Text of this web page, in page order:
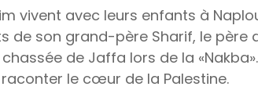
vivent avec leurs enfants à
de son grand-père Sharif, le père
de Jaffa lors de la
le cœur de la Palestine.